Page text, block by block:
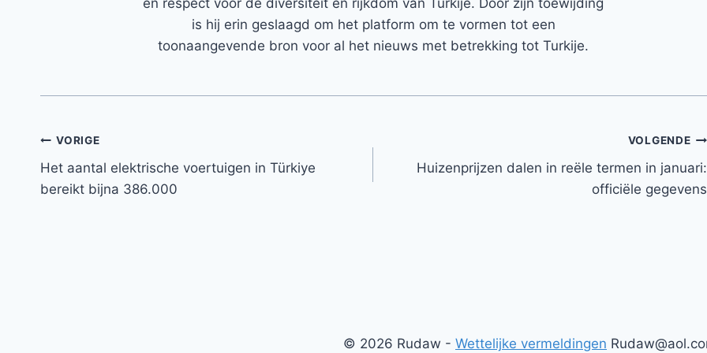
is hij erin geslaagd om het platform om te vormen tot een
toonaangevende bron voor al het nieuws met betrekking tot Turkije.
Bericht
navigatie
VORIGE
Het aantal elektrische voertuigen in Türkiye
bereikt bijna 386.000
VOLGENDE
Huizenprijzen dalen in reële termen in januari:
officiële gegevens
© 2026 Rudaw - Wettelijke vermeldingen